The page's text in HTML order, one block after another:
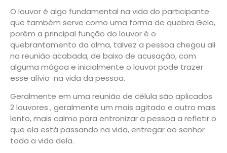
O louvor é algo fundamental na vida do participante
que também serve como uma forma de quebra Gelo,
porém a principal função do louvor é o
quebrantamento da alma, talvez a pessoa chegou ali
na reunião acabada, de baixo de acusação, com
alguma mágoa e inicialmente o louvor pode trazer
esse alívio na vida da pessoa.
Geralmente em uma reunião de célula são aplicados
2 louvores , geralmente um mais agitado e outro mais
lento, mais calmo para entronizar a pessoa a refletir o
que ela está passando na vida, entregar ao senhor
toda a vida dela.